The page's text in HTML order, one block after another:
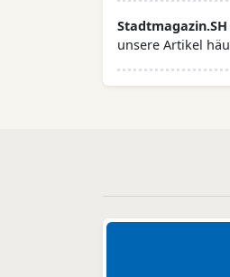
Stadtmagazin.SH
unsere Artikel